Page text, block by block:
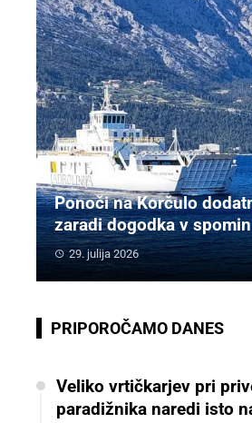
Ponoči na Korčulo
zaradi dogodka v
29. julija 2026
PRIPOROČAMO DANES
Veliko vrtičkarjev pri
paradižnika naredi isto